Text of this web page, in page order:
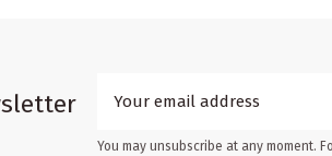
You may unsubscribe at any moment.